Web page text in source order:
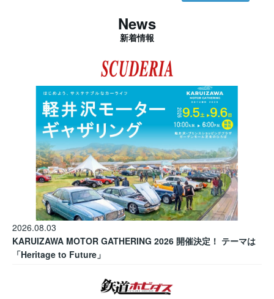
News
新着情報
2026.08.03
KARUIZAWA MOTOR GATHERING 2026 開催決定！ テーマは
「Heritage to Future」